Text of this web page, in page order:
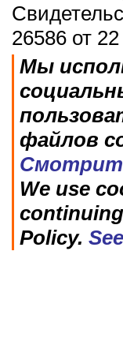
26586 от
Мы
файлов
We use
Policy.